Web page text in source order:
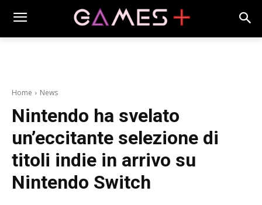
Home News
Nintendo ha svelato
un’eccitante selezione di
titoli indie in arrivo su
Nintendo Switch